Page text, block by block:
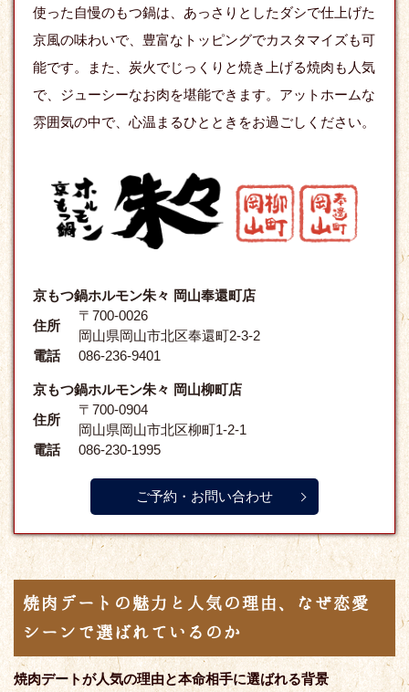
使った自慢のもつ鍋は、あっさりとしたダシで仕上げた
京風の味わいで、豊富なトッピングでカスタマイズも可
能です。また、炭火でじっくりと焼き上げる焼肉も人気
で、ジューシーなお肉を堪能できます。アットホームな
雰囲気の中で、心温まるひとときをお過ごしください。
京もつ鍋ホルモン朱々 岡山奉還町店
住所
〒700-0026
岡山県岡山市北区奉還町2-3-2
電話
086-236-9401
京もつ鍋ホルモン朱々 岡山柳町店
住所
〒700-0904
岡山県岡山市北区柳町1-2-1
電話
086-230-1995
ご予約・お問い合わせ
焼肉デートの魅力と人気の理由、なぜ恋愛
シーンで選ばれているのか
焼肉デートが人気の理由と本命相手に選ばれる背景